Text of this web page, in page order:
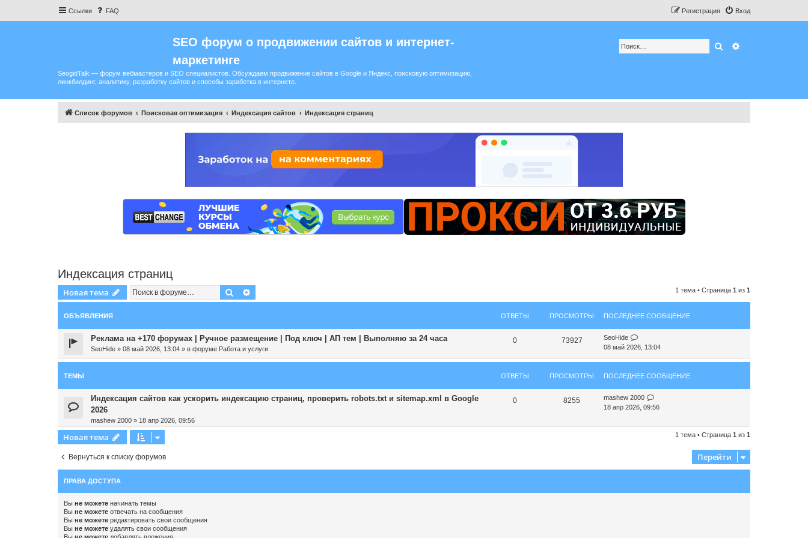
Ссылки FAQ Вход
Регистрация
SEO форум о продвижении сайтов и интернет-
маркетинге
SeogidTalk — форум вебмастеров и SEO специалистов. Обсуждаем продвижение сайтов в Google и Яндекс, поисковую оптимизацию,
линкбилдинг, аналитику, разработку сайтов и способы заработка в интернете.
Поиск
Список форумов Поисковая оптимизация Индексация сайтов Индексация страниц
Индексация страниц
Новая тема Поиск 1 тема • Страница 1 из 1
ОБЪЯВЛЕНИЯ ОТВЕТЫ ПРОСМОТРЫ ПОСЛЕДНЕЕ СООБЩЕНИЕ
Реклама на +170 форумах | Ручное размещение | Под ключ | АП тем | Выполняю за 24 часа
SeoHide » 08 май 2026, 13:04 » в форуме Работа и услуги
0 73927
SeoHide
08 май 2026, 13:04
ТЕМЫ ОТВЕТЫ ПРОСМОТРЫ ПОСЛЕДНЕЕ СООБЩЕНИЕ
Индексация сайтов как ускорить индексацию страниц, проверить robots.txt и sitemap.xml в Google
2026
mashew 2000 » 18 апр 2026, 09:56
0 8255
mashew 2000
18 апр 2026, 09:56
Новая тема 1 тема • Страница 1 из 1
Вернуться к списку форумов Перейти
ПРАВА ДОСТУПА
Вы не можете начинать темы
Вы не можете отвечать на сообщения
Вы не можете редактировать свои сообщения
Вы не можете удалять свои сообщения